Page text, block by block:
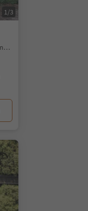
1/3
St. Nikolaus - Kaltern, Kaltern an der Weinstraße, Südtiroler Weinstraße